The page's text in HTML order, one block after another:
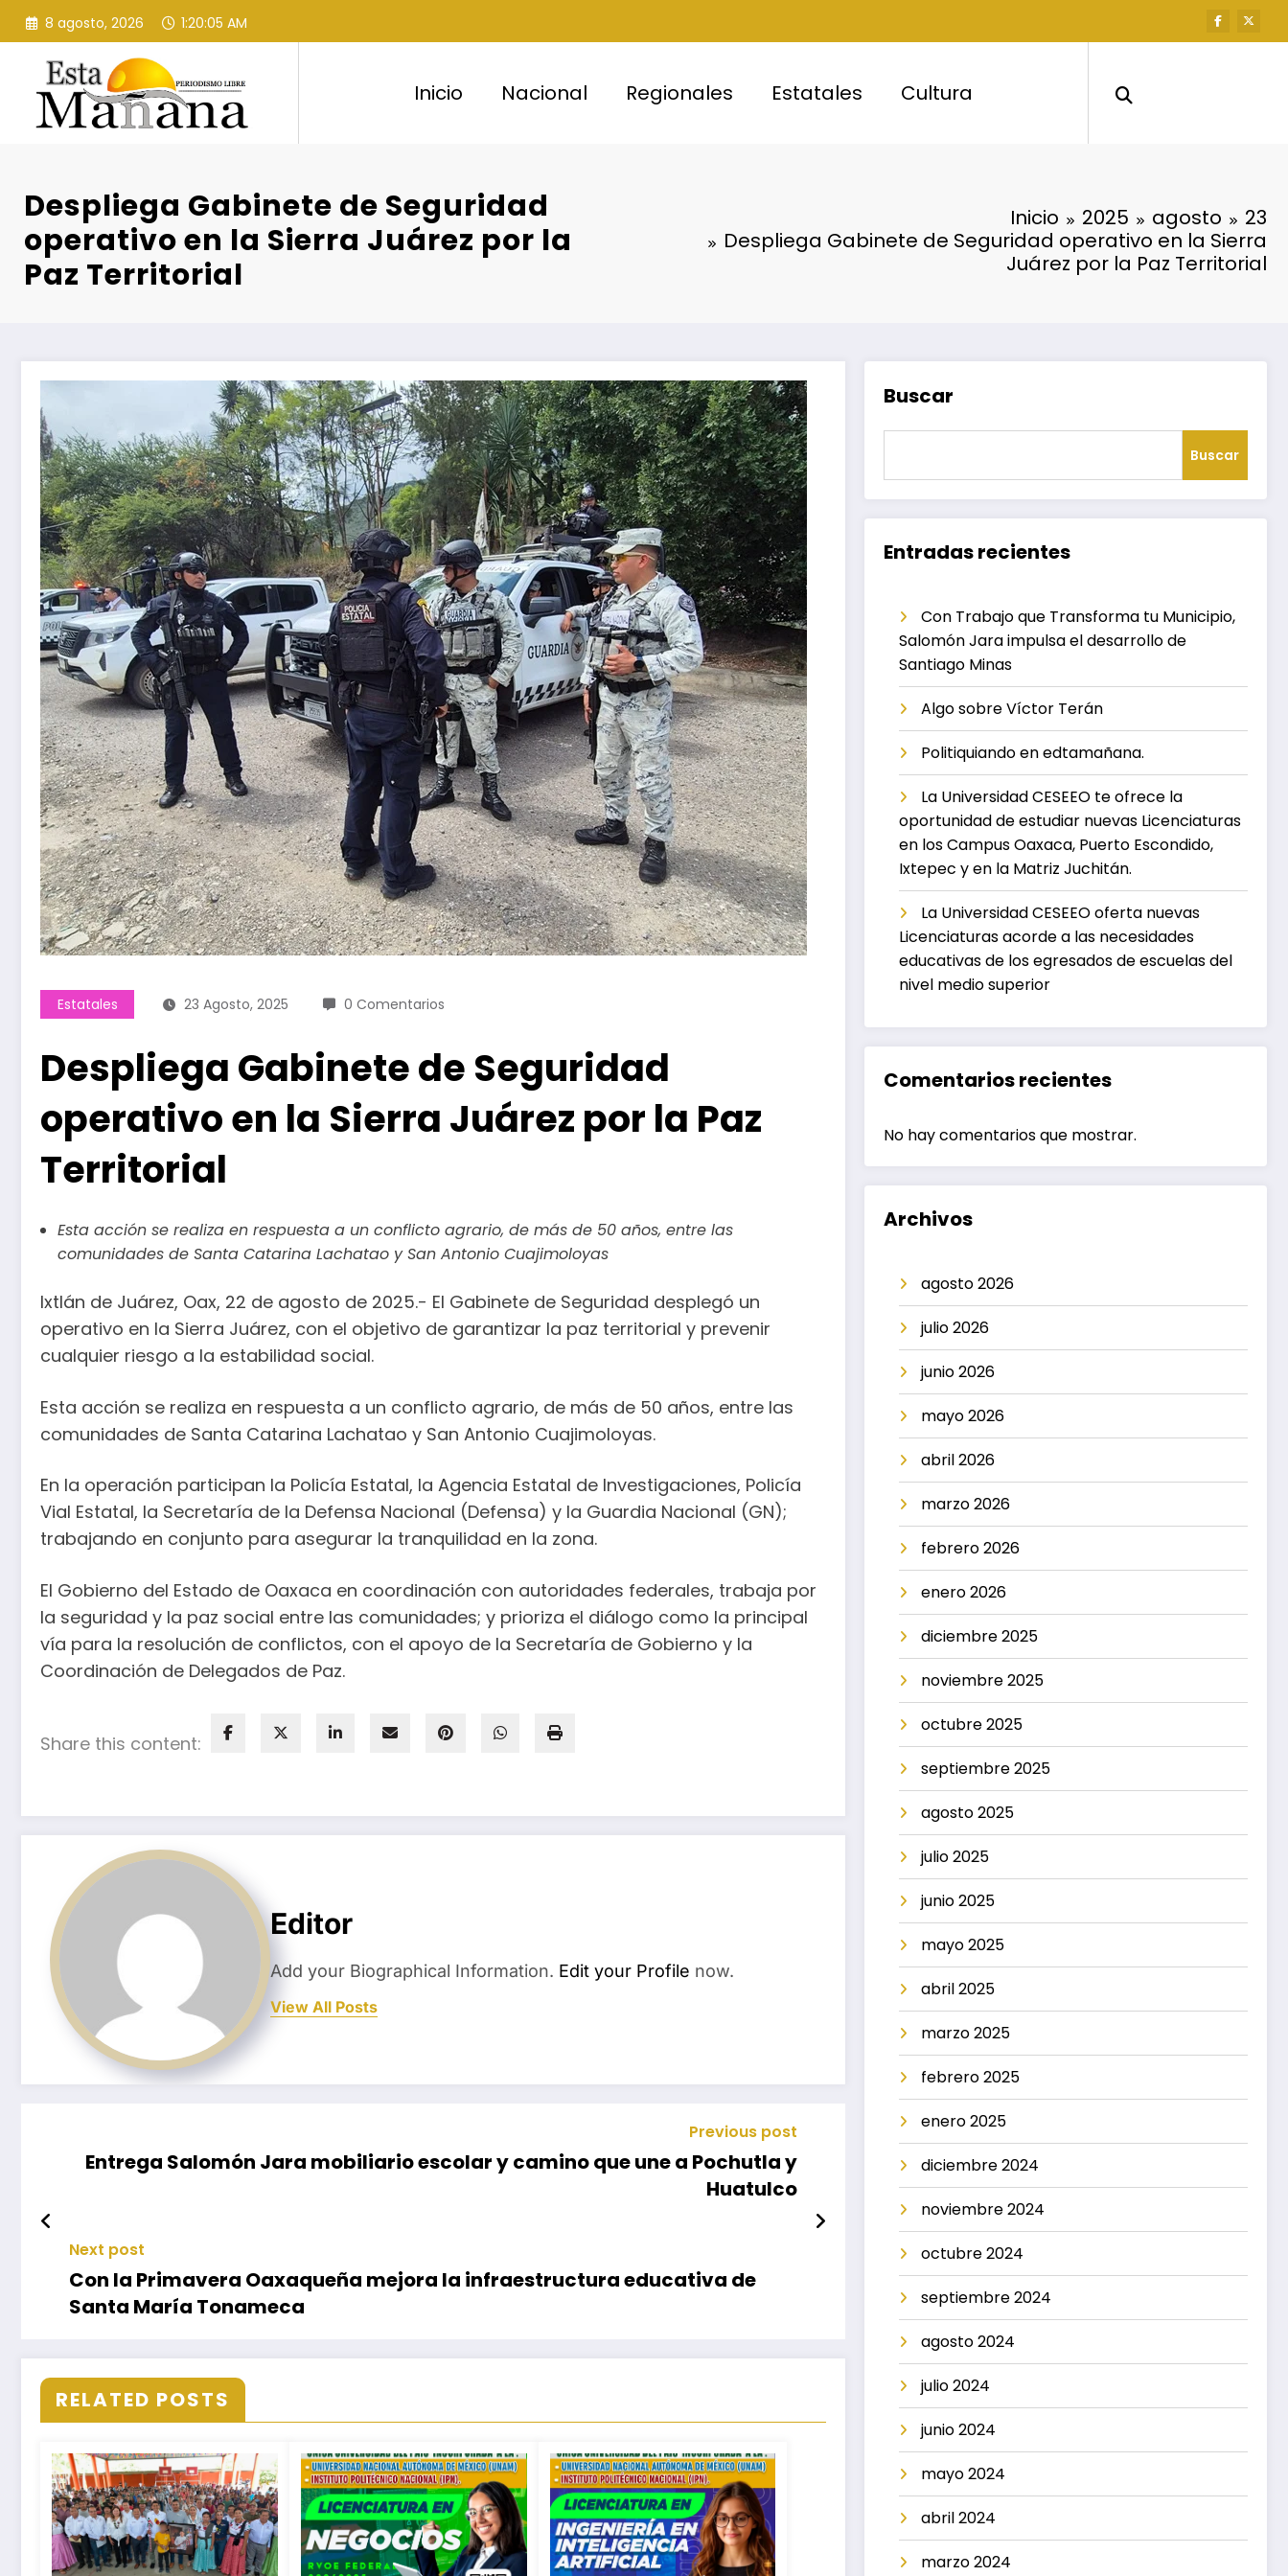
Saltar
contenido
8 agosto, 2026 1:20:07 AM
Inicio Nacional Regionales Estatales Cultura
Despliega Gabinete de Seguridad
operativo en la Sierra Juárez por la
Paz Territorial
Inicio 2025 agosto
23
Despliega Gabinete de Seguridad operativo en la Sierra
Juárez por la Paz Territorial
Estatales 23 Agosto, 2025 0 Comentarios
Despliega Gabinete de Seguridad
operativo en la Sierra Juárez por la Paz
Territorial
Esta acción se realiza en respuesta a un conflicto agrario, de más de 50 años, entre las
comunidades de Santa Catarina Lachatao y San Antonio Cuajimoloyas
Ixtlán de Juárez, Oax, 22 de agosto de 2025.- El Gabinete de Seguridad desplegó un
operativo en la Sierra Juárez, con el objetivo de garantizar la paz territorial y prevenir
cualquier riesgo a la estabilidad social.
Esta acción se realiza en respuesta a un conflicto agrario, de más de 50 años, entre las
comunidades de Santa Catarina Lachatao y San Antonio Cuajimoloyas.
En la operación participan la Policía Estatal, la Agencia Estatal de Investigaciones, Policía
Vial Estatal, la Secretaría de la Defensa Nacional (Defensa) y la Guardia Nacional (GN);
trabajando en conjunto para asegurar la tranquilidad en la zona.
El Gobierno del Estado de Oaxaca en coordinación con autoridades federales, trabaja por
la seguridad y la paz social entre las comunidades; y prioriza el diálogo como la principal
vía para la resolución de conflictos, con el apoyo de la Secretaría de Gobierno y la
Coordinación de Delegados de Paz.
Share this content:
Editor
Add your Biographical Information. Edit your Profile now.
View All Posts
Previous post
Entrega Salomón Jara mobiliario escolar y camino que une a Pochutla y
Huatulco
Next post
Con la Primavera Oaxaqueña mejora la infraestructura educativa de
Santa María Tonameca
RELATED POSTS
Buscar
Buscar
Entradas recientes
Con Trabajo que Transforma tu Municipio,
Salomón Jara impulsa el desarrollo de
Santiago Minas
Algo sobre Víctor Terán
Politiquiando en edtamañana.
La Universidad CESEEO te ofrece la
oportunidad de estudiar nuevas Licenciaturas
en los Campus Oaxaca, Puerto Escondido,
Ixtepec y en la Matriz Juchitán.
La Universidad CESEEO oferta nuevas
Licenciaturas acorde a las necesidades
educativas de los egresados de escuelas del
nivel medio superior
Comentarios recientes
No hay comentarios que mostrar.
Archivos
agosto 2026
julio 2026
junio 2026
mayo 2026
abril 2026
marzo 2026
febrero 2026
enero 2026
diciembre 2025
noviembre 2025
octubre 2025
septiembre 2025
agosto 2025
julio 2025
junio 2025
mayo 2025
abril 2025
marzo 2025
febrero 2025
enero 2025
diciembre 2024
noviembre 2024
octubre 2024
septiembre 2024
agosto 2024
julio 2024
junio 2024
mayo 2024
abril 2024
marzo 2024